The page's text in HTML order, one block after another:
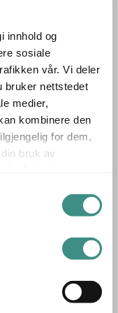
innhold og
sosiale
vår. Vi deler
bruker nettstedet
medier,
kombinere den
for dem,
bruk av
fokus på
praktisk format
interiørmiljøer
det nye
valg for
bord til sosiale
De er kjent for
miljø og helse,
skandinavisk
som Åsmund